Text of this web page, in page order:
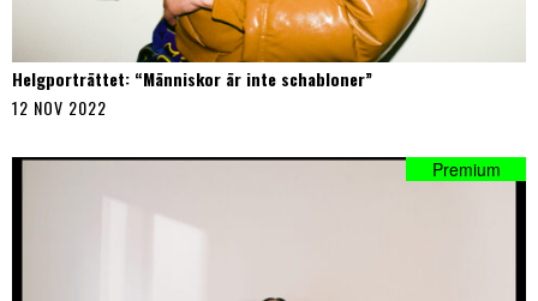
Helgporträttet: “Människor är inte schabloner”
12 NOV 2022